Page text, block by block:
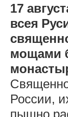
17
всея
мощами
России,
пышно